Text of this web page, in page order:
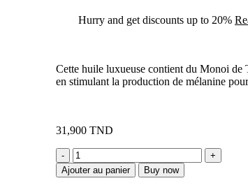
Hurry and get discounts up to 20%
Cette huile luxueuse contient du Monoi
en stimulant la production de mélanine
31,900 TND
Ajouter au panier Buy now